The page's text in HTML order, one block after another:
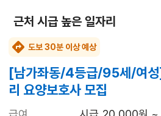
근처 시급 높은 일자리
도보 30분 이상 예상
[남가좌동/4등급/95세/여성
리 요양보호사 모집